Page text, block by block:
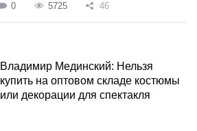
0 5725 46
Владимир Мединский: Нельзя
купить на оптовом складе костюмы
или декорации для спектакля